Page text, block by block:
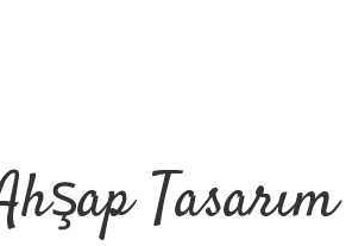
Tasarım